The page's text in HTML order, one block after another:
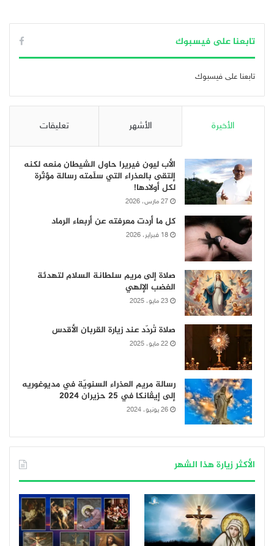
تابعنا على فيسبوك
تابعنا على فيسبوك
الأخيرة الأشهر تعليقات
الأب ليون فيريرا حاول الشيطان منعه لكنه
إلتقى بالعذراء التي سلّمته رسالة مؤثّرة
لكل أولادها!
27 مارس، 2026
كل ما أردت معرفته عن أربعاء الرماد
18 فبراير، 2026
صلاة إلى مريم سلطانة السلام لتهدئة
الغضب الإلهي
23 مايو، 2025
صلاة تُردّد عند زيارة القربان الأقدس
22 مايو، 2025
رسالة مريم العذراء السنويّة في مديوغوريه
إلى إيڤانكا في 25 حزيران 2024
26 يونيو، 2024
الأكثر زيارة هذا الشهر